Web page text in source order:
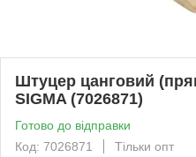
Штуцер цанговий
SIGMA (7026871)
Готово до відправки
Код: 7026871
Тільки опт